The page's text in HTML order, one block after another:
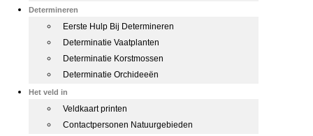
Determineren
Eerste Hulp Bij Determineren
Determinatie Vaatplanten
Determinatie Korstmossen
Determinatie Orchideeën
Het veld in
Veldkaart printen
Contactpersonen Natuurgebieden